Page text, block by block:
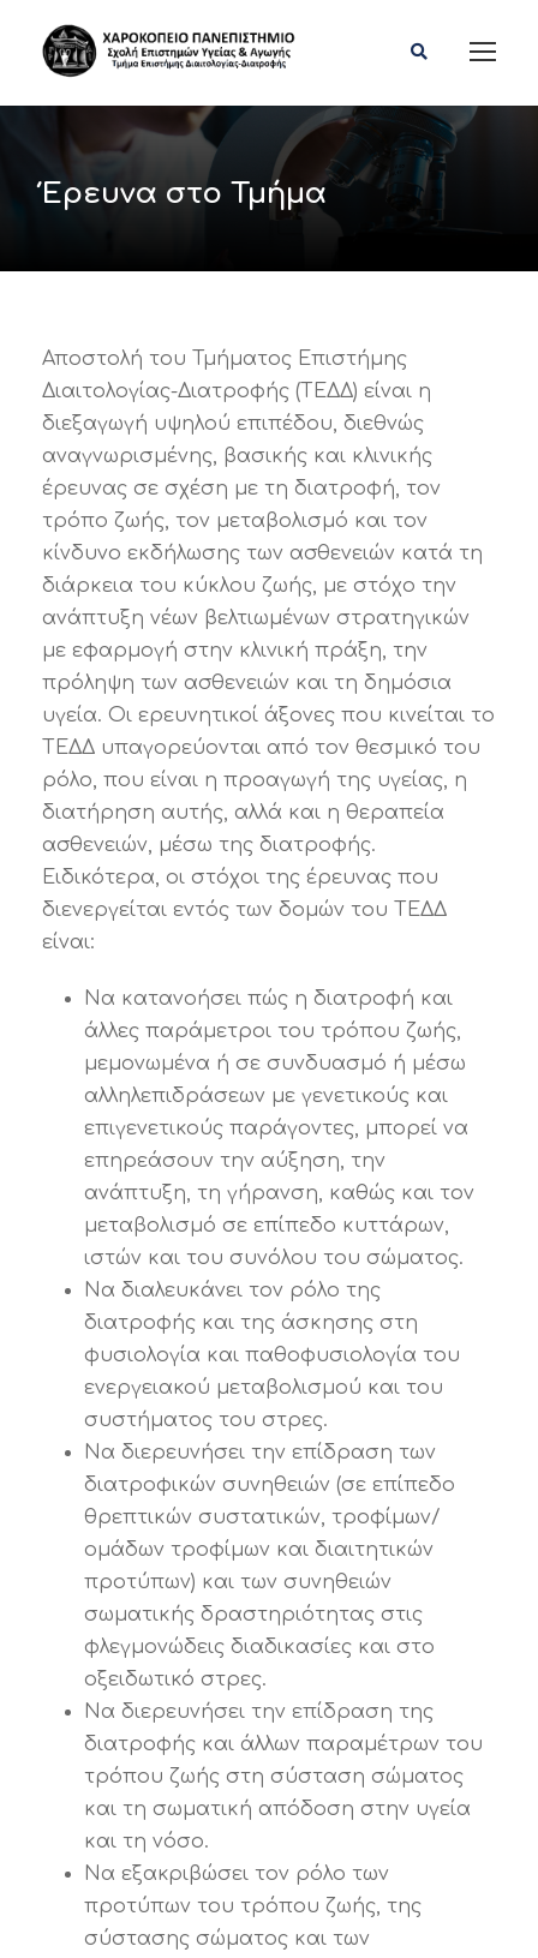
Έρευνα στο Τμήμα
Αποστολή του Τμήματος Επιστήμης
Διαιτολογίας-Διατροφής (ΤΕΔΔ) είναι η
διεξαγωγή υψηλού επιπέδου, διεθνώς
αναγνωρισμένης, βασικής και κλινικής
έρευνας σε σχέση με τη διατροφή, τον
τρόπο ζωής, τον μεταβολισμό και τον
κίνδυνο εκδήλωσης των ασθενειών κατά τη
διάρκεια του κύκλου ζωής, με στόχο την
ανάπτυξη νέων βελτιωμένων στρατηγικών
με εφαρμογή στην κλινική πράξη, την
πρόληψη των ασθενειών και τη δημόσια
υγεία. Οι ερευνητικοί άξονες που κινείται το
ΤΕΔΔ υπαγορεύονται από τον θεσμικό του
ρόλο, που είναι η προαγωγή της υγείας, η
διατήρηση αυτής, αλλά και η θεραπεία
ασθενειών, μέσω της διατροφής.
Ειδικότερα, οι στόχοι της έρευνας που
διενεργείται εντός των δομών του ΤΕΔΔ
είναι:
Να κατανοήσει πώς η διατροφή και
άλλες παράμετροι του τρόπου ζωής,
μεμονωμένα ή σε συνδυασμό ή μέσω
αλληλεπιδράσεων με γενετικούς και
επιγενετικούς παράγοντες, μπορεί να
επηρεάσουν την αύξηση, την
ανάπτυξη, τη γήρανση, καθώς και τον
μεταβολισμό σε επίπεδο κυττάρων,
ιστών και του συνόλου του σώματος.
Να διαλευκάνει τον ρόλο της
διατροφής και της άσκησης στη
φυσιολογία και παθοφυσιολογία του
ενεργειακού μεταβολισμού και του
συστήματος του στρες.
Να διερευνήσει την επίδραση των
διατροφικών συνηθειών (σε επίπεδο
θρεπτικών συστατικών, τροφίμων/
ομάδων τροφίμων και διαιτητικών
προτύπων) και των συνηθειών
σωματικής δραστηριότητας στις
φλεγμονώδεις διαδικασίες και στο
οξειδωτικό στρες.
Να διερευνήσει την επίδραση της
διατροφής και άλλων παραμέτρων του
τρόπου ζωής στη σύσταση σώματος
και τη σωματική απόδοση στην υγεία
και τη νόσο.
Να εξακριβώσει τον ρόλο των
προτύπων του τρόπου ζωής, της
σύστασης σώματος και των